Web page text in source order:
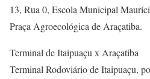
13, Rua 0, Escola Municipal
Praça Agroecológica de Araçatiba.
Terminal de Itaipuaçu x Araçatiba
Terminal Rodoviário de Itaipuaçu,